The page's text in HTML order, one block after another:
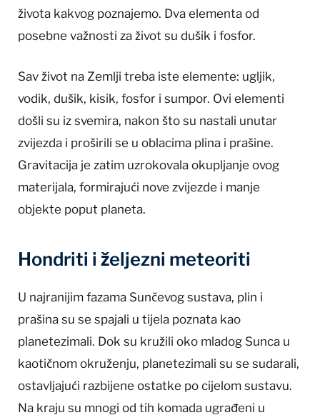
života kakvog poznajemo. Dva elementa od
posebne važnosti za život su dušik i fosfor.
Sav život na Zemlji treba iste elemente: ugljik,
vodik, dušik, kisik, fosfor i sumpor. Ovi elementi
došli su iz svemira, nakon što su nastali unutar
zvijezda i proširili se u oblacima plina i prašine.
Gravitacija je zatim uzrokovala okupljanje ovog
materijala, formirajući nove zvijezde i manje
objekte poput planeta.
Hondriti i željezni meteoriti
U najranijim fazama Sunčevog sustava, plin i
prašina su se spajali u tijela poznata kao
planetezimali. Dok su kružili oko mladog Sunca u
kaotičnom okruženju, planetezimali su se sudarali,
ostavljajući razbijene ostatke po cijelom sustavu.
Na kraju su mnogi od tih komada ugrađeni u